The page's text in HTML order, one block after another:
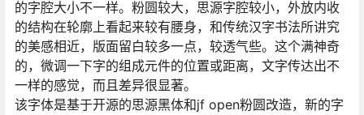
的字腔大小不一样。粉圆较大，思源字腔较小，外放内收
的结构在轮廓上看起来较有腰身，和传统汉字书法所讲究
的美感相近，版面留白较多一点，较透气些。这个满神奇
的，微调一下字的组成元件的位置或距离，文字传达出不
一样的感觉，而且差异很显著。
该字体是基于开源的思源黑体和jf open粉圆改造，新的字